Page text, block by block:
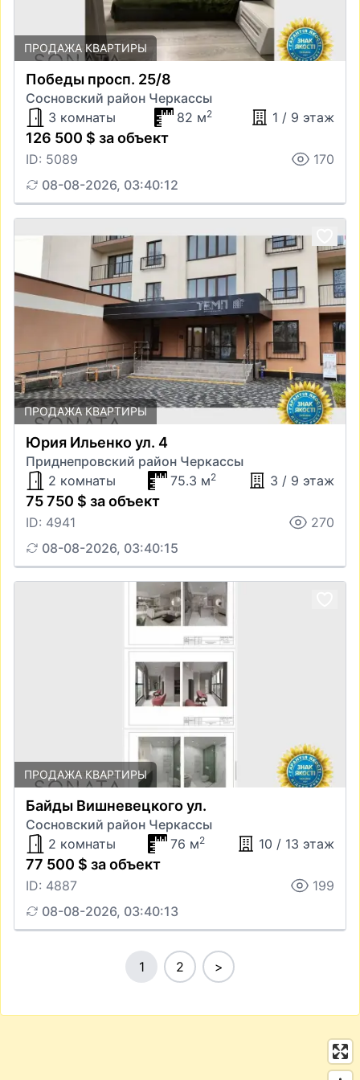
ПРОДАЖА КВАРТИРЫ
Победы просп. 25/8
Сосновский район Черкассы
3 комнаты
82 м2 1 / 9 этаж
126 500 $ за объект
ID: 5089
170
08-08-2026, 03:40:12
ПРОДАЖА КВАРТИРЫ
Юрия Ильенко ул. 4
Приднепровский район Черкассы
2 комнаты
75.3 м2 3 / 9 этаж
75 750 $ за объект
ID: 4941
270
08-08-2026, 03:40:15
ПРОДАЖА КВАРТИРЫ
Байды Вишневецкого ул.
Сосновский район Черкассы
2 комнаты
76 м2 10 / 13 этаж
77 500 $ за объект
ID: 4887
199
08-08-2026, 03:40:13
1 2 >